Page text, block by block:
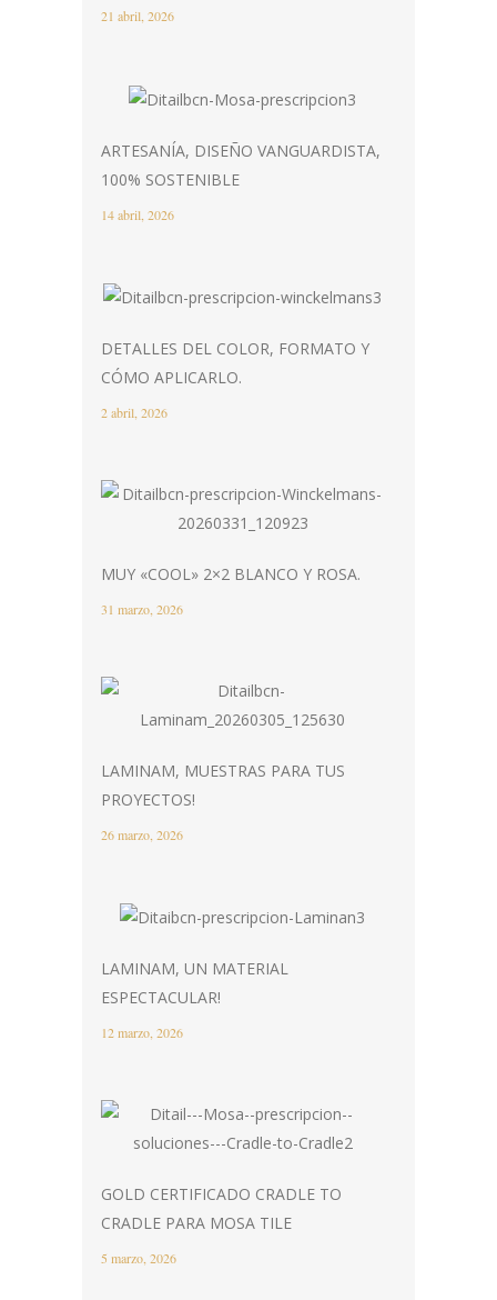
21 abril, 2026
ARTESANÍA, DISEÑO VANGUARDISTA,
100% SOSTENIBLE
14 abril, 2026
DETALLES DEL COLOR, FORMATO Y
CÓMO APLICARLO.
2 abril, 2026
MUY «COOL» 2×2 BLANCO Y ROSA.
31 marzo, 2026
LAMINAM, MUESTRAS PARA TUS
PROYECTOS!
26 marzo, 2026
LAMINAM, UN MATERIAL
ESPECTACULAR!
12 marzo, 2026
GOLD CERTIFICADO CRADLE TO
CRADLE PARA MOSA TILE
5 marzo, 2026